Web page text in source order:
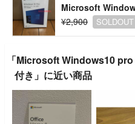
¥2,900
SOLDOUT
「Microsoft Windows10
付き」に近い商品